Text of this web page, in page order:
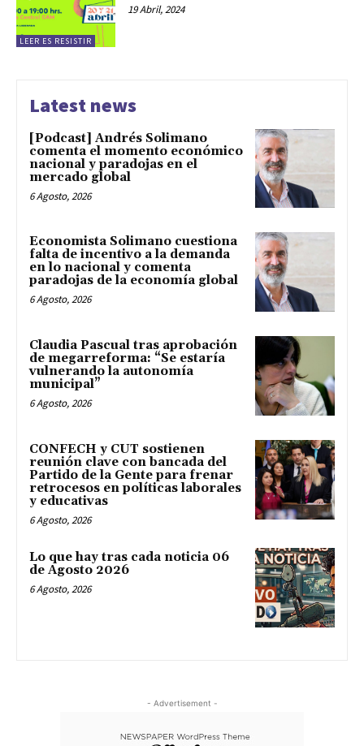
LEER ES RESISTIR
19 Abril, 2024
Latest news
[Podcast] Andrés Solimano
comenta el momento económico
nacional y paradojas en el
mercado global
6 Agosto, 2026
Economista Solimano cuestiona
falta de incentivo a la demanda
en lo nacional y comenta
paradojas de la economía global
6 Agosto, 2026
Claudia Pascual tras aprobación
de megarreforma: “Se estaría
vulnerando la autonomía
municipal”
6 Agosto, 2026
CONFECH y CUT sostienen
reunión clave con bancada del
Partido de la Gente para frenar
retrocesos en políticas laborales
y educativas
6 Agosto, 2026
Lo que hay tras cada noticia 06
de Agosto 2026
6 Agosto, 2026
- Advertisement -